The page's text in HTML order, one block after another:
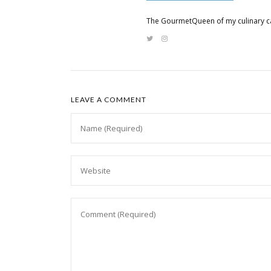
The GourmetQueen of my culinary
LEAVE A COMMENT